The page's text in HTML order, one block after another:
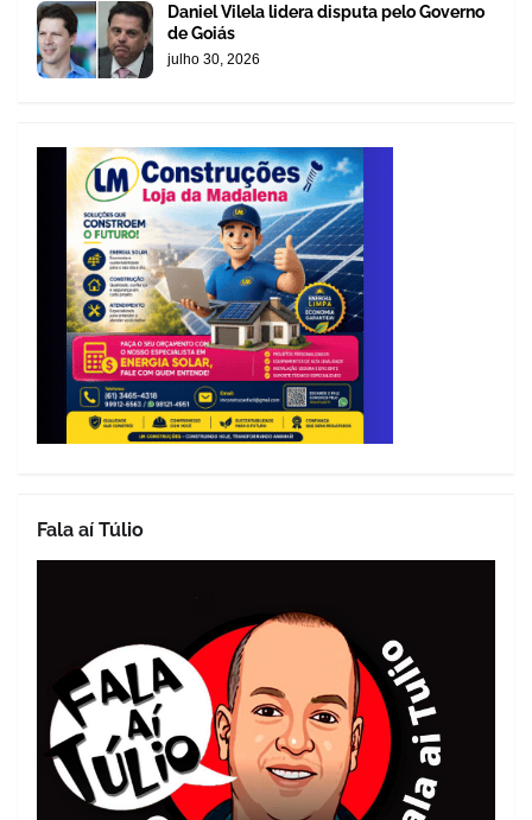
Daniel Vilela lidera disputa pelo Governo
de Goiás
julho 30, 2026
Fala aí Túlio